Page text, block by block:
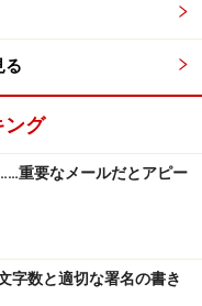
る
ング
重要なメールだとアピー
字数と適切な署名の書き